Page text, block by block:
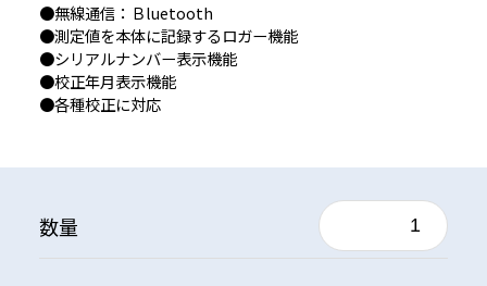
●無線通信：Ｂluetooth
●測定値を本体に記録するロガー機能
●シリアルナンバー表示機能
●校正年月表示機能
●各種校正に対応
数量